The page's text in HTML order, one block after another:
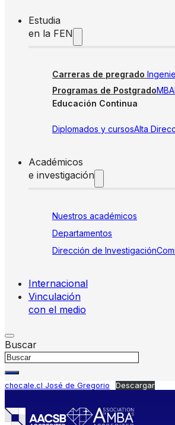
Estudia
en la FEN
Carreras de pregrado
Programas de PostgradoMBA
Educación Continua
Diplomados y cursosAlta
Académicos
e investigación
Nuestros académicos
Departamentos
Dirección de Investigación
Internacional
Vinculación
con el medio
Buscar
chocale.cl José de Gregorio Descargar